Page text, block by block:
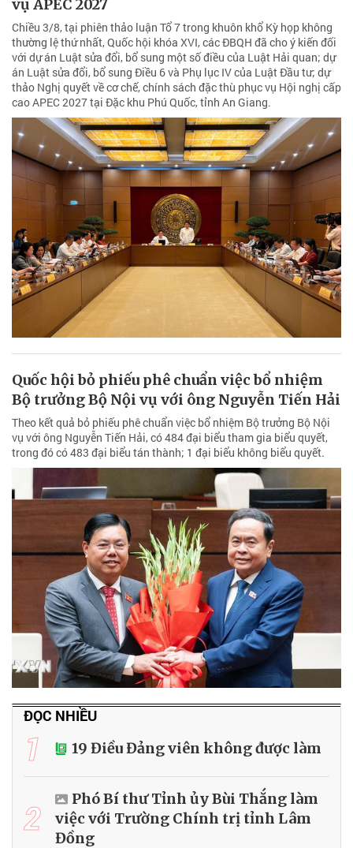
vụ APEC 2027
Chiều 3/8, tại phiên thảo luận Tổ 7 trong khuôn khổ Kỳ họp không
thường lệ thứ nhất, Quốc hội khóa XVI, các ĐBQH đã cho ý kiến đối
với dự án Luật sửa đổi, bổ sung một số điều của Luật Hải quan; dự
án Luật sửa đổi, bổ sung Điều 6 và Phụ lục IV của Luật Đầu tư; dự
thảo Nghị quyết về cơ chế, chính sách đặc thù phục vụ Hội nghị cấp
cao APEC 2027 tại Đặc khu Phú Quốc, tỉnh An Giang.
Quốc hội bỏ phiếu phê chuẩn việc bổ nhiệm
Bộ trưởng Bộ Nội vụ với ông Nguyễn Tiến Hải
Theo kết quả bỏ phiếu phê chuẩn việc bổ nhiệm Bộ trưởng Bộ Nội
vụ với ông Nguyễn Tiến Hải, có 484 đại biểu tham gia biểu quyết,
trong đó có 483 đại biểu tán thành; 1 đại biểu không biểu quyết.
ĐỌC NHIỀU
1 19 Điều Đảng viên không được làm
2
Phó Bí thư Tỉnh ủy Bùi Thắng làm
việc với Trường Chính trị tỉnh Lâm
Đồng